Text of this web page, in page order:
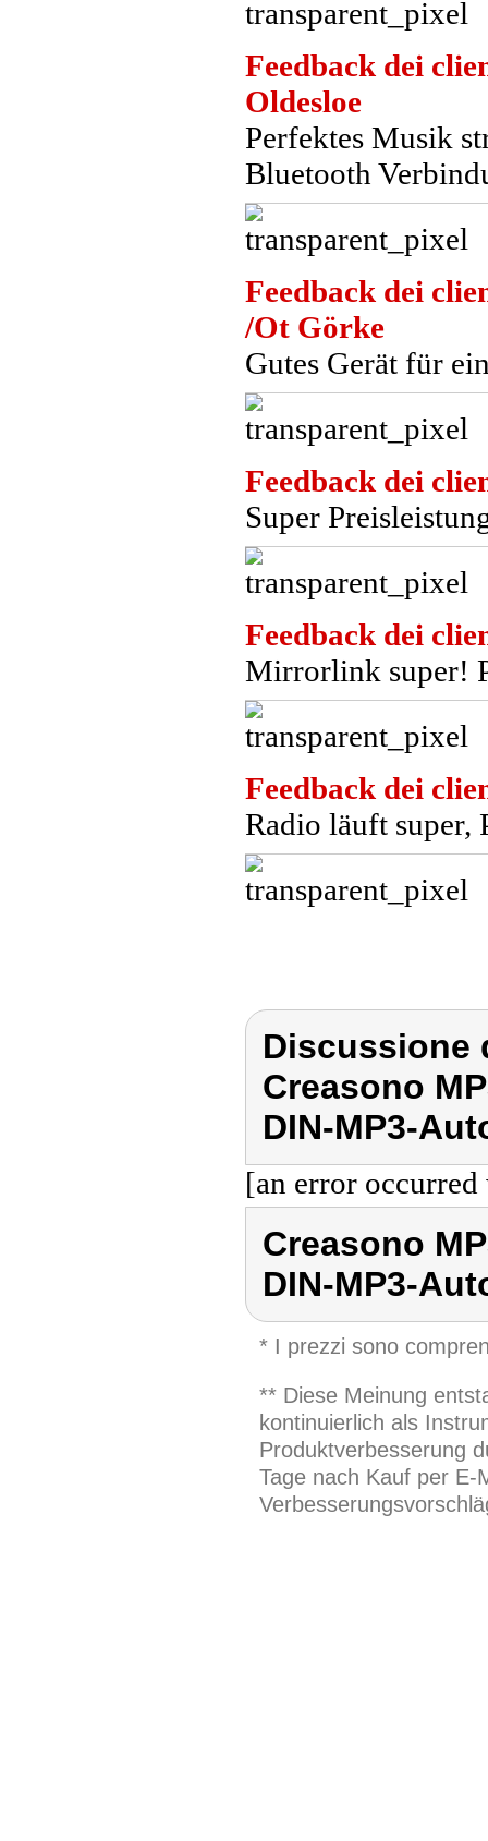
Feedback dei
Oldesloe
Perfektes Musik
Bluetooth
Feedback dei
/Ot Görke
Gutes Gerät für
Feedback dei
Super
Feedback dei
Mirrorlink super!
Feedback dei
Radio läuft super,
Discussione
Creasono
DIN-MP3-
[an error
Creasono
DIN-MP3-
* I prezzi sono
** Diese Meinung
kontinuierlich als
Produktverbesserung
Tage nach Kauf per E-